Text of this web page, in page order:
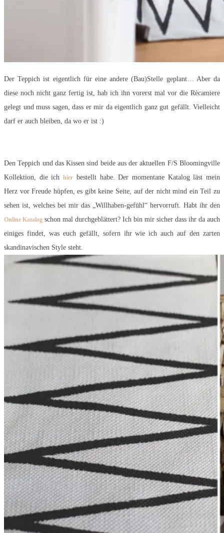
Der Teppich ist eigentlich für eine andere (Bau)Stelle geplant… Aber da
diese noch nicht ganz fertig ist, hab ich ihn vorerst mal vor die Rècamiere
gelegt und muss sagen, dass er mir da eigentlich ganz gut gefällt. Vielleicht
darf er auch bleiben, da wo er ist :)
Den Teppich und das Kissen sind beide aus der aktuellen F/S Bloomingville
Kollektion, die ichhier bestellt habe. Der momentane Katalog läst mein
Herz vor Freude hüpfen, es gibt keine Seite, auf der nicht mind ein Teil zu
sehen ist, welches bei mir das „Willhaben-gefühl“ hervorruft. Habt ihr den
Online Katalog schon mal durchgeblättert? Ich bin mir sicher dass ihr da auch
einiges findet, was euch gefällt, sofern ihr wie ich auch auf den zarten
skandinavischen Style steht.